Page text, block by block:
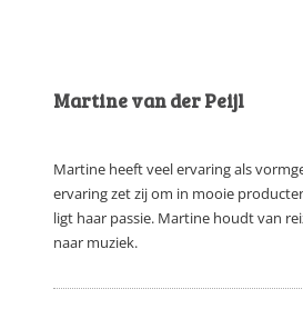
Martine van der Peijl
Martine heeft veel ervaring als
ervaring zet zij om in mooie
ligt haar passie. Martine houdt van
naar muziek.